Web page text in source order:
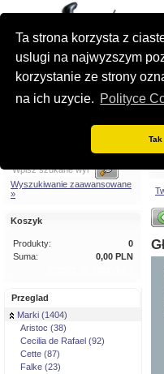
Ta strona korzysta z
uslugi na najwyzszym
korzystanie ze strony
na ich uzycie. Polityce
Tak
Wyszukiwanie zaawansowane
»
Koszyk
Produkty:
0
Suma:
0,00 PLN
Przeglad
Marki (1404)
Aristoc (38)
Cecilia de Rafael (92)
Cette (87)
Falke (23)